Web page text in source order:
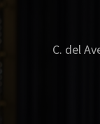
C. del